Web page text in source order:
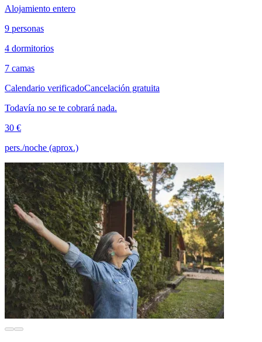
Alojamiento entero
9 personas
4 dormitorios
7 camas
Calendario verificadoCancelación gratuita
Todavía no se te cobrará nada.
30 €
pers./noche (aprox.)